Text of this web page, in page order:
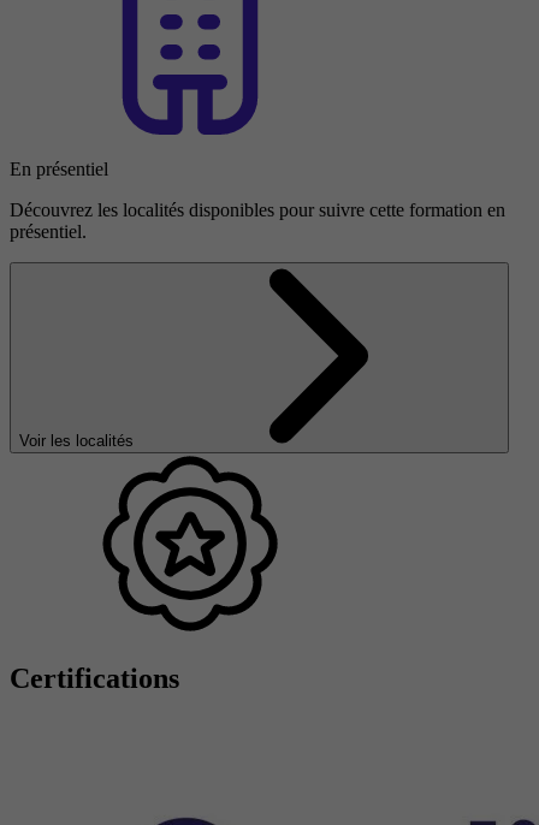
En présentiel
Découvrez les localités disponibles pour suivre cette formation en
présentiel.
Voir les localités
Certifications